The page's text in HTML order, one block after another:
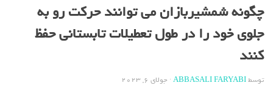
چگونه شمشیربازان می توانند حرکت رو به
جلوی خود را در طول تعطیلات تابستانی حفظ
کنند
توسطABBASALI FARYABI
· جولای 6, 2023